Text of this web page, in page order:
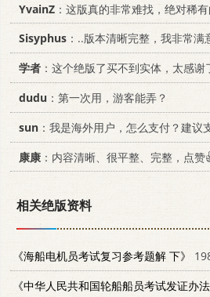
YvainZ ：这版真的非常难找，绝对稀有
Sisyphus ：..版本清晰完整，我非常满意。
学者 ：这个绝版了买不到实体，太感谢
dudu ：第一次用，游客能弄？
sun：我是海外用户，怎么支付？建议
康康 ：内容清晰、很平整、完整，点赞
相关绝版资料
《海船电机员考试复习参考题解 下》
《中华人民共和国轮船船员考试发证办法